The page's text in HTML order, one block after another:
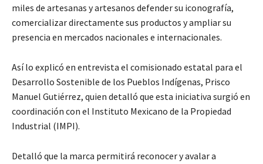
miles de artesanas y artesanos defender su iconografía,
comercializar directamente sus productos y ampliar su
presencia en mercados nacionales e internacionales.
Así lo explicó en entrevista el comisionado estatal para el
Desarrollo Sostenible de los Pueblos Indígenas, Prisco
Manuel Gutiérrez, quien detalló que esta iniciativa surgió en
coordinación con el Instituto Mexicano de la Propiedad
Industrial (IMPI).
Detalló que la marca permitirá reconocer y avalar a